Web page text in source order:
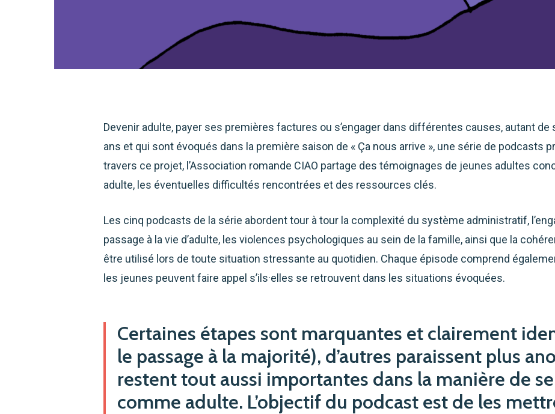
Devenir adulte, payer ses premières factures ou s’engager dans différentes causes, autant
ans et qui sont évoqués dans la première saison de « Ça nous arrive », une série de podcasts
travers ce projet, l’Association romande CIAO partage des témoignages de jeunes adultes
adulte, les éventuelles difficultés rencontrées et des ressources clés.
Les cinq podcasts de la série abordent tour à tour la complexité du système administratif,
passage à la vie d’adulte, les violences psychologiques au sein de la famille, ainsi que la
être utilisé lors de toute situation stressante au quotidien. Chaque épisode comprend
les jeunes peuvent faire appel s’ils·elles se retrouvent dans les situations évoquées.
Certaines étapes sont marquantes et clairement
le passage à la majorité), d’autres paraissent plus
restent tout aussi importantes dans la manière de
comme adulte. L’objectif du podcast est de les